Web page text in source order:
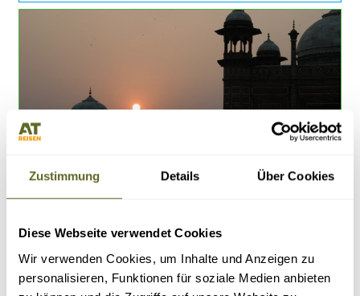
Zustimmung Details Über Cookies
Diese Webseite verwendet Cookies
Wir verwenden Cookies, um Inhalte und Anzeigen zu
personalisieren, Funktionen für soziale Medien anbieten
Asien > Indien
MAHARAJA KURZTOUR
auf Anfrage individuell buchbar
zum Wunschtermin
8 Tage Kulturrundreise im Bundesstaat Rajasthan
Auf den Spuren der Maharaja